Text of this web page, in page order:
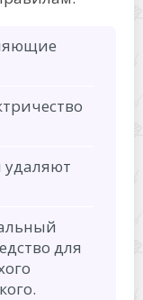
удаляют
для